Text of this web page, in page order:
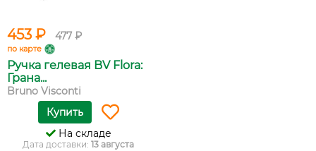
453 ₽ 477 ₽
по карте
Ручка гелевая BV Flora:
Грана...
Bruno Visconti
Купить
На складе
Дата доставки: 13 августа